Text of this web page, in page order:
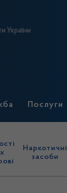
України
Послуги
Наркотичні
засоби